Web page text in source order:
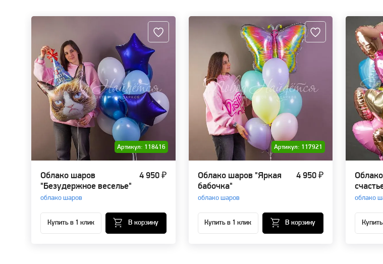
Артикул: 118416
Облако шаров
"Безудержное веселье"
облако шаров
4 950 ₽
Купить в 1 клик В корзину
Артикул: 117921
Облако шаров "Яркая
бабочка"
облако шаров
4 950 ₽
Купить в 1 клик В корзину
облако